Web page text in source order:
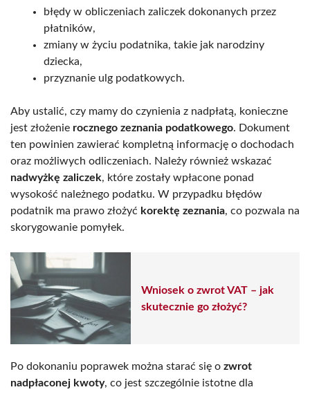
błędy w obliczeniach zaliczek dokonanych przez
płatników,
zmiany w życiu podatnika, takie jak narodziny
dziecka,
przyznanie ulg podatkowych.
Aby ustalić, czy mamy do czynienia z nadpłatą, konieczne
jest złożenie rocznego zeznania podatkowego. Dokument
ten powinien zawierać kompletną informację o dochodach
oraz możliwych odliczeniach. Należy również wskazać
nadwyżkę zaliczek, które zostały wpłacone ponad
wysokość należnego podatku. W przypadku błędów
podatnik ma prawo złożyć korektę zeznania, co pozwala na
skorygowanie pomyłek.
Wniosek o zwrot VAT – jak
skutecznie go złożyć?
Po dokonaniu poprawek można starać się o zwrot
nadpłaconej kwoty, co jest szczególnie istotne dla